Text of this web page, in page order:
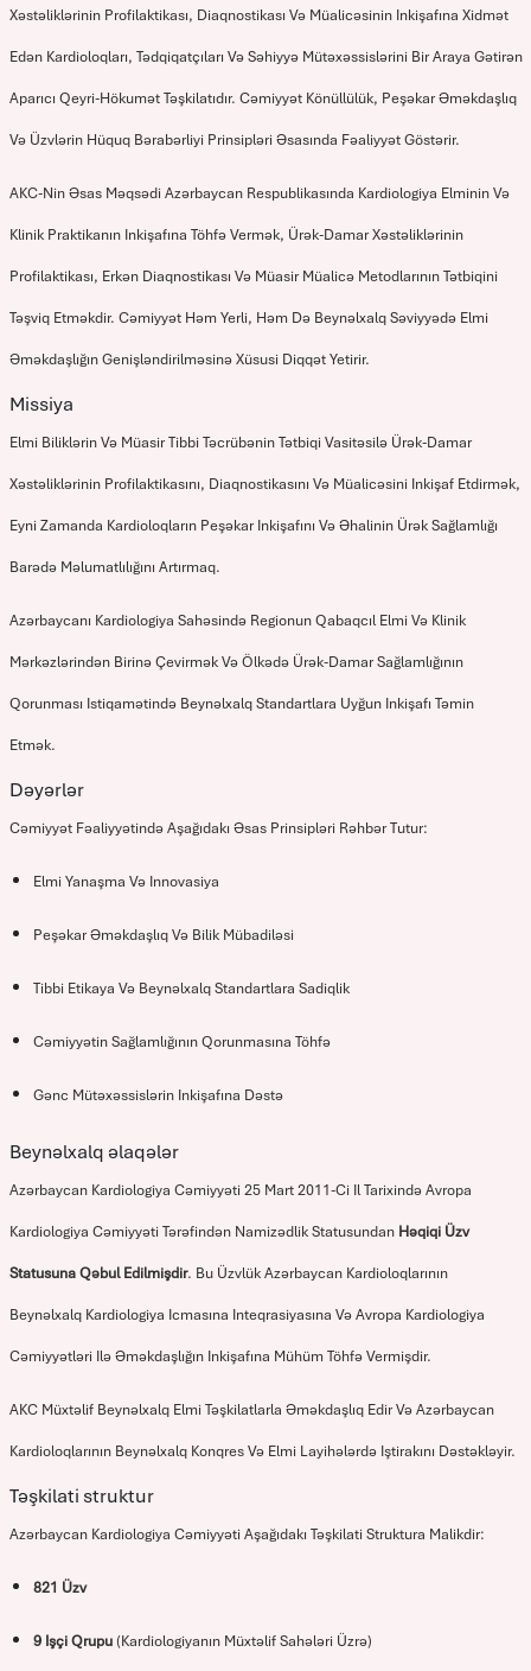
Xəstəliklərinin Profilaktikası, Diaqnostikası Və Müalicəsinin Inkişafına Xidmət
Edən Kardioloqları, Tədqiqatçıları Və Səhiyyə Mütəxəssislərini Bir Araya Gətirən
Aparıcı Qeyri-Hökumət Təşkilatıdır. Cəmiyyət Könüllülük, Peşəkar Əməkdaşlıq
Və Üzvlərin Hüquq Bərabərliyi Prinsipləri Əsasında Fəaliyyət Göstərir.
AKC-Nin Əsas Məqsədi Azərbaycan Respublikasında Kardiologiya Elminin Və
Klinik Praktikanın Inkişafına Töhfə Vermək, Ürək-Damar Xəstəliklərinin
Profilaktikası, Erkən Diaqnostikası Və Müasir Müalicə Metodlarının Tətbiqini
Təşviq Etməkdir. Cəmiyyət Həm Yerli, Həm Də Beynəlxalq Səviyyədə Elmi
Əməkdaşlığın Genişləndirilməsinə Xüsusi Diqqət Yetirir.
Missiya
Elmi Biliklərin Və Müasir Tibbi Təcrübənin Tətbiqi Vasitəsilə Ürək-Damar
Xəstəliklərinin Profilaktikasını, Diaqnostikasını Və Müalicəsini Inkişaf Etdirmək,
Eyni Zamanda Kardioloqların Peşəkar Inkişafını Və Əhalinin Ürək Sağlamlığı
Barədə Məlumatlılığını Artırmaq.
Azərbaycanı Kardiologiya Sahəsində Regionun Qabaqcıl Elmi Və Klinik
Mərkəzlərindən Birinə Çevirmək Və Ölkədə Ürək-Damar Sağlamlığının
Qorunması Istiqamətində Beynəlxalq Standartlara Uyğun Inkişafı Təmin
Etmək.
Dəyərlər
Cəmiyyət Fəaliyyətində Aşağıdakı Əsas Prinsipləri Rəhbər Tutur:
Elmi Yanaşma Və Innovasiya
Peşəkar Əməkdaşlıq Və Bilik Mübadiləsi
Tibbi Etikaya Və Beynəlxalq Standartlara Sadiqlik
Cəmiyyətin Sağlamlığının Qorunmasına Töhfə
Gənc Mütəxəssislərin Inkişafına Dəstə
Beynəlxalq əlaqələr
Azərbaycan Kardiologiya Cəmiyyəti 25 Mart 2011-Ci Il Tarixində Avropa
Kardiologiya Cəmiyyəti Tərəfindən Namizədlik Statusundan Həqiqi Üzv
Statusuna Qəbul Edilmişdir. Bu Üzvlük Azərbaycan Kardioloqlarının
Beynəlxalq Kardiologiya Icmasına Inteqrasiyasına Və Avropa Kardiologiya
Cəmiyyətləri Ilə Əməkdaşlığın Inkişafına Mühüm Töhfə Vermişdir.
AKC Müxtəlif Beynəlxalq Elmi Təşkilatlarla Əməkdaşlıq Edir Və Azərbaycan
Kardioloqlarının Beynəlxalq Konqres Və Elmi Layihələrdə Iştirakını Dəstəkləyir.
Təşkilati struktur
Azərbaycan Kardiologiya Cəmiyyəti Aşağıdakı Təşkilati Struktura Malikdir:
821 Üzv
9 Işçi Qrupu(kardiologiyanın Müxtəlif Sahələri Üzrə)